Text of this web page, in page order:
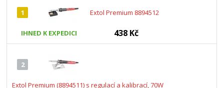
1 Extol Premium 8894512
IHNED K EXPEDICI 438 Kč
2
Extol Premium (8894511) s regulací a kalibrací, 70W